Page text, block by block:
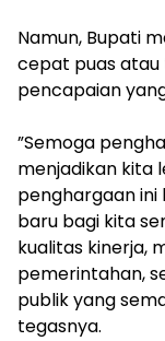
‎Namun, Bupati
cepat puas
pencapaian
‎”Semoga
menjadikan kita
penghargaan ini
baru bagi kita
kualitas kinerja,
pemerintahan,
publik yang
tegasnya.